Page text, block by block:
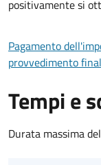
positivamente si
Pagamento
provvedimento
Tempi e
Durata massima